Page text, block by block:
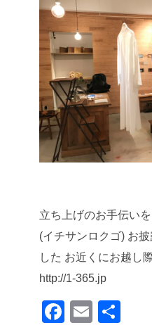
立ち上げのお手伝い
(イチサンロクゴ) お
した お近くにお越し
http://1-365.jp
F
E